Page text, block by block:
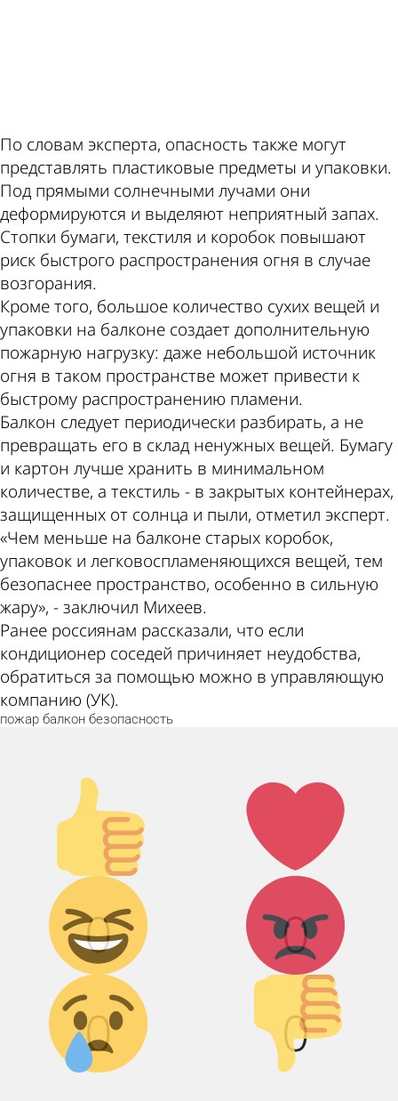
По словам эксперта, опасность также могут
представлять пластиковые предметы и упаковки.
Под прямыми солнечными лучами они
деформируются и выделяют неприятный запах.
Стопки бумаги, текстиля и коробок повышают
риск быстрого распространения огня в случае
возгорания.
Кроме того, большое количество сухих вещей и
упаковки на балконе создает дополнительную
пожарную нагрузку: даже небольшой источник
огня в таком пространстве может привести к
быстрому распространению пламени.
Балкон следует периодически разбирать, а не
превращать его в склад ненужных вещей. Бумагу
и картон лучше хранить в минимальном
количестве, а текстиль - в закрытых контейнерах,
защищенных от солнца и пыли, отметил эксперт.
«Чем меньше на балконе старых коробок,
упаковок и легковоспламеняющихся вещей, тем
безопаснее пространство, особенно в сильную
жару», - заключил Михеев.
Ранее россиянам рассказали, что если
кондиционер соседей причиняет неудобства,
обратиться за помощью можно в управляющую
компанию (УК).
пожар балкон безопасность
Палец
вверх!
0
Лайк!
0
Дикий смех!
0
Агрессия!
0
Грусть :( Палец вниз!